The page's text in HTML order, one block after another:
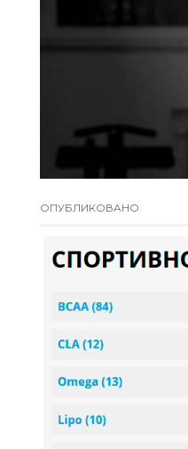
ОПУБЛИКОВАНО